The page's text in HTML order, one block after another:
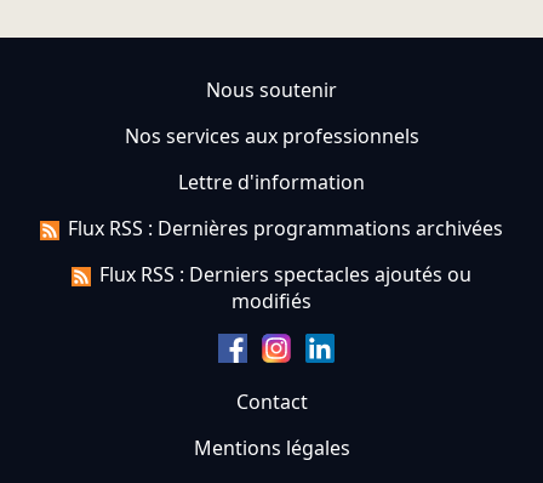
Nous soutenir
Nos services aux professionnels
Lettre d'information
Flux RSS : Dernières programmations archivées
Flux RSS : Derniers spectacles ajoutés ou
modifiés
Contact
Mentions légales